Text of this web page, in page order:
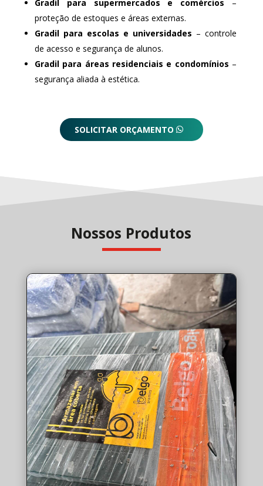
Gradil para supermercados e comércios –
proteção de estoques e áreas externas.
Gradil para escolas e universidades – controle
de acesso e segurança de alunos.
Gradil para áreas residenciais e condomínios –
segurança aliada à estética.
SOLICITAR ORÇAMENTO
Nossos Produtos